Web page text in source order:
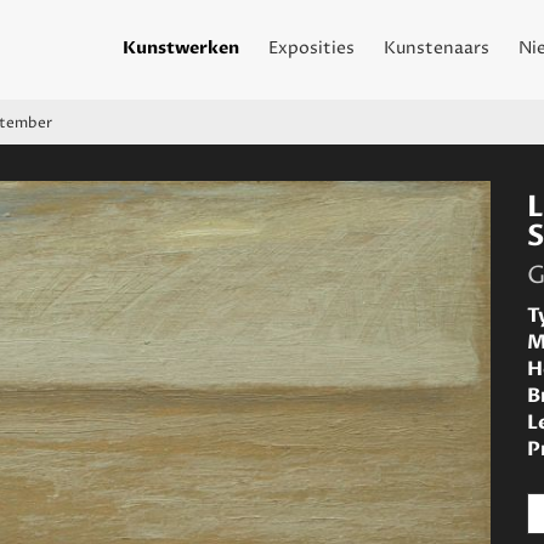
Kunstwerken Exposities Kunstenaars